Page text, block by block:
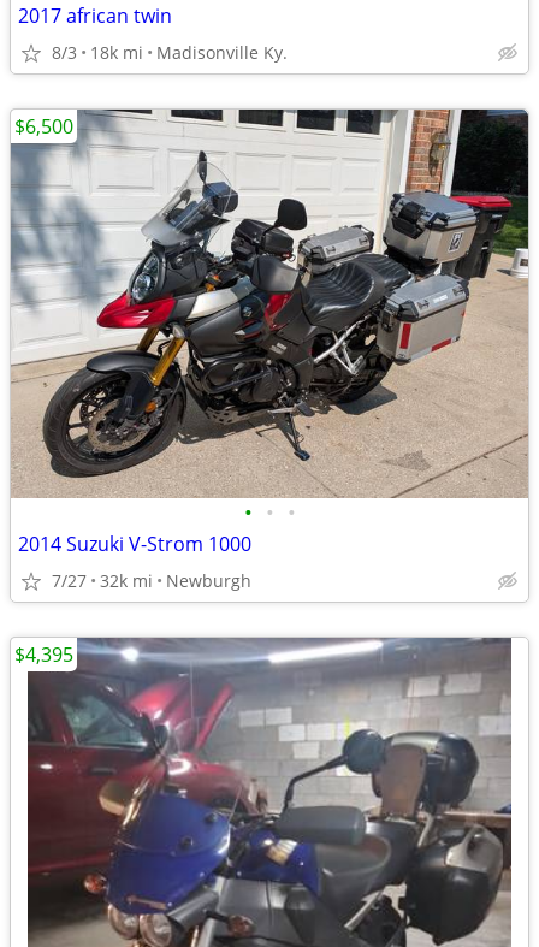
2017 african twin
8/3 18k mi Madisonville Ky.
• • •
2014 Suzuki V-Strom 1000
7/27 32k mi Newburgh
$6,500
$4,395